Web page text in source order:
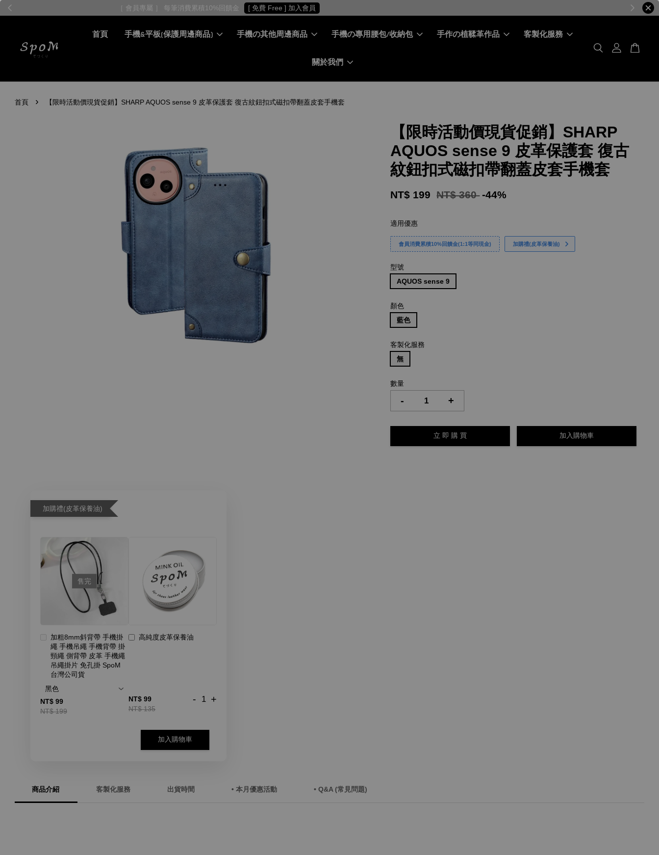
［ 會員專屬 ］ 每筆消費累積10%回饋金
首頁 手機&平板(保護周邊商品) 手機の其他周邊商品 手機の專用腰包/收納包 手作の植鞣革作品 客製化服務
關於我們
首頁 › 【限時活動價現貨促銷】SHARP AQUOS sense 9 皮革保護套 復古紋鈕扣式磁扣帶翻蓋皮套手機套
【限時活動價現貨促銷】SHARP
AQUOS sense 9 皮革保護套 復古
紋鈕扣式磁扣帶翻蓋皮套手機套
NT$ 199 NT$ 360 -44%
適用優惠
會員消費累積10%回饋金(1:1等同現金) 加購禮(皮革保養油)
型號
AQUOS sense 9
顏色
藍色
客製化服務
無
數量
- +
立 即 購 買 加入購物車
加購禮(皮革保養油)
售完
加粗8mm斜背帶 手機掛
繩 手機吊繩 手機背帶 掛
頸繩 側背帶 皮革 手機繩
吊繩掛片 免孔掛 SpoM
台灣公司貨
NT$ 99
NT$ 199
高純度皮革保養油
NT$ 99
NT$ 135
- +
加入購物車
商品介紹 客製化服務 出貨時間 • 本月優惠活動 • Q&A (常見問題)